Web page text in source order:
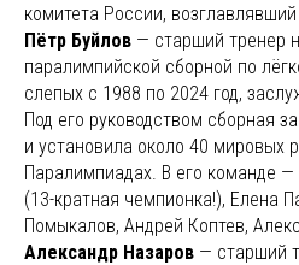
комитета России,
Пётр Буйлов — старший тренер
паралимпийской сборной по
слепых с 1988 по 2024 год,
Под его руководством сборная
и установила около 40 мировых
Паралимпиадах. В его команде
(13-кратная чемпионка!), Елена
Помыкалов, Андрей Коптев,
Александр Назаров — старший